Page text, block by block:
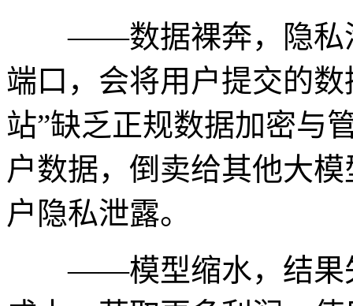
——数据裸奔，隐私泄
端口，会将用户提交的
站”缺乏正规数据加密与
户数据，倒卖给其他大
户隐私泄露。
——模型缩水，结果失